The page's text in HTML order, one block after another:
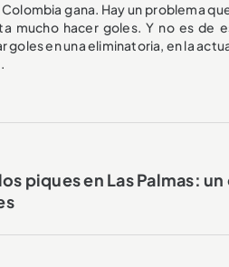
gana. Hay un problema
mucho hacer goles. Y no es de
goles en una eliminatoria, en la
piques en Las Palmas: